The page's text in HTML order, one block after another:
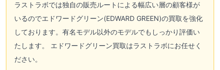
ラストラボでは独自の販売ルートによる幅広い層の顧客様が
いるのでエドワードグリーン(EDWARD GREEN)の買取を強化
しております。有名モデル以外のモデルでもしっかり評価い
たします。 エドワードグリーン買取はラストラボにお任せく
ださい。